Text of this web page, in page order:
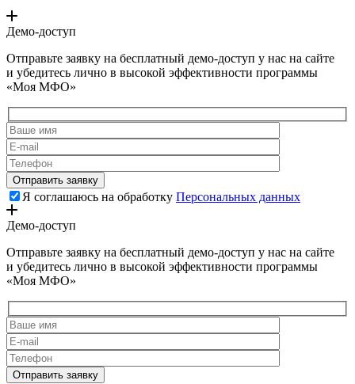
Демо-доступ
Отправьте заявку на бесплатный демо-доступ у нас на сайте
и убедитесь лично в высокой эффективности программы
«Моя МФО»
Я соглашаюсь на обработку Персональных данных
Демо-доступ
Отправьте заявку на бесплатный демо-доступ у нас на сайте
и убедитесь лично в высокой эффективности программы
«Моя МФО»